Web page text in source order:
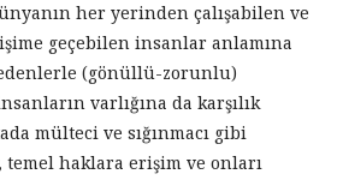
her yerinden çalışabilen ve
geçebilen insanlar anlamına
(gönüllü-zorunlu)
varlığına da karşılık
mülteci ve sığınmacı gibi
temel haklara erişim ve onları